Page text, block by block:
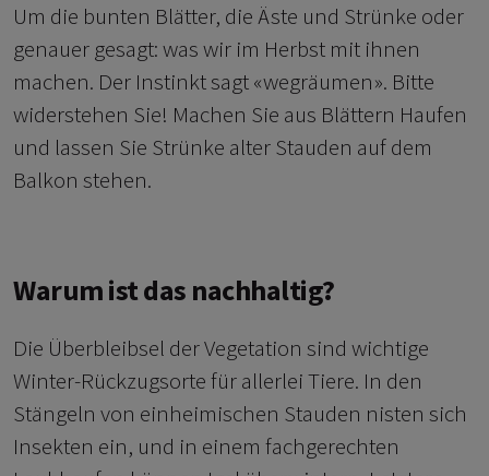
Um die bunten Blätter, die Äste und Strünke oder
genauer gesagt: was wir im Herbst mit ihnen
machen. Der Instinkt sagt «wegräumen». Bitte
widerstehen Sie! Machen Sie aus Blättern Haufen
und lassen Sie Strünke alter Stauden auf dem
Balkon stehen.
Warum ist das nachhaltig?
Die Überbleibsel der Vegetation sind wichtige
Winter-Rückzugsorte für allerlei Tiere. In den
Stängeln von einheimischen Stauden nisten sich
Insekten ein, und in einem fachgerechten